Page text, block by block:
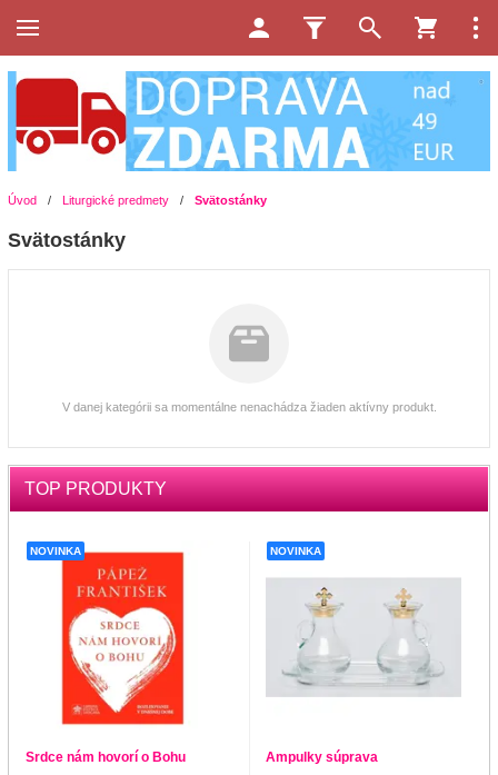
Úvod / Liturgické predmety / Svätostánky
Svätostánky
V danej kategórii sa momentálne nenachádza žiaden aktívny produkt.
TOP PRODUKTY
NOVINKA
Srdce nám hovorí o Bohu
NOVINKA
Ampulky súprava